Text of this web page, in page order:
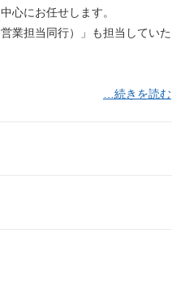
心にお任せします。
業担当同行）」も担当していた
…続きを読む